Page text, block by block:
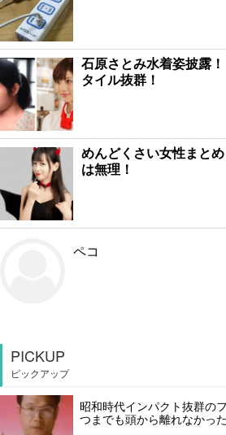
石原さとみ水着姿披露
タイル抜群！
めんどくさい女性まと
は無理！
ペコ
PICKUP
ピックアップ
昭和時代インパクト抜群の
つまでも頭から離れなかっ